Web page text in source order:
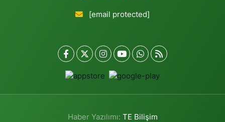
[email protected]
Haber Yazılımı: TE Bilişim